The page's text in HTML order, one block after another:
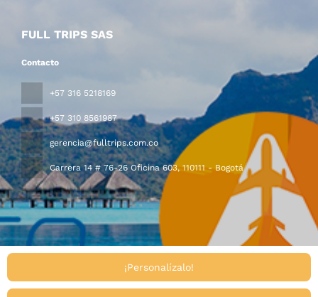
¡Personalízalo!
FULL TRIPS SAS
Contacto
+57 316 5218169
+57 310 8561987
gerencia@fulltrips.com.co
Carrera 14 # 76-26 Oficina 603, 110111 - Bogotá